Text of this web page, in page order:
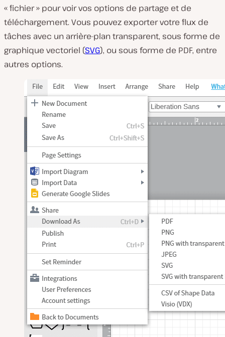
« fichier » pour voir vos options de partage et de
téléchargement. Vous pouvez exporter votre flux de
tâches avec un arrière-plan transparent, sous forme de
graphique vectoriel (SVG), ou sous forme de PDF, entre
autres options.